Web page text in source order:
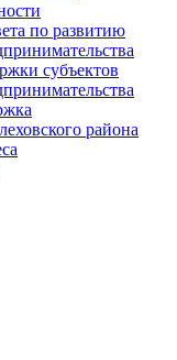
по развитию
субъектов
района